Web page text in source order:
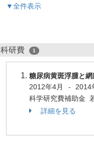
▼全件表示
科研費 1
糖尿病黄斑浮腫と
2012年4月
-
2014
科学研究費補助金
詳細を見る